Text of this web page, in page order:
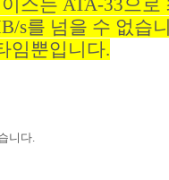
s를 넘을 수 없습
임뿐입니다.
니다